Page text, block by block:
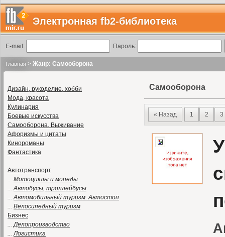
Электронная fb2-библиотека
E-mail: Пароль:
Главная > Жанр: Самооборона
Дизайн, рукоделие, хобби
Мода, красота
Кулинария
Боевые искусства
Самооборона. Выживание
Афоризмы и цитаты
Кинороманы
Фантастика
Автотранспорт
... Мотоциклы и мопеды
...Автобусы, троллейбусы
...Автомобильный туризм. Автостоп
... Велосипедный туризм
Бизнес
...Делопроизводство
...Логистика
Самооборона
« Назад 1 2 3